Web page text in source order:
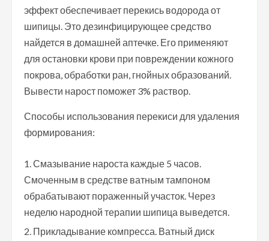
эффект обеспечивает перекись водорода от
шипицы. Это дезинфицирующее средство
найдется в домашней аптечке. Его применяют
для остановки крови при повреждении кожного
покрова, обработки ран, гнойных образований.
Вывести нарост поможет 3% раствор.
Способы использования перекиси для удаления
формирования:
Смазывание нароста каждые 5 часов.
Смоченным в средстве ватным тампоном
обрабатывают пораженный участок. Через
неделю народной терапии шипица выведется.
Прикладывание компресса. Ватный диск